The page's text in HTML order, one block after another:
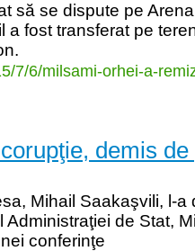
să se dispute pe
a fost transferat pe
7/6/milsami-orhei-a-
demis
Mihail Saakaşvili, l-
de Stat,
conferinţe